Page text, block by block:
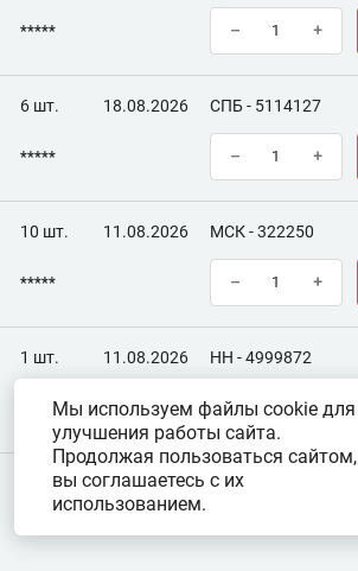
***** – +
6 шт. 18.08.2026 СПБ - 5114127
***** – +
10 шт. 11.08.2026 МСК - 322250
***** – +
1 шт. 11.08.2026 НН - 4999872
***** – +
Мы используем файлы cookie для
улучшения работы сайта.
Продолжая пользоваться сайтом,
вы соглашаетесь с их
использованием.